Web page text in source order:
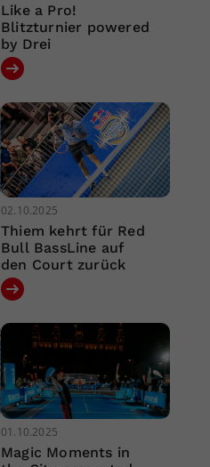
Like a Pro!
Blitzturnier powered
by Drei
02.10.2025
Thiem kehrt für Red
Bull BassLine auf
den Court zurück
01.10.2025
Magic Moments in